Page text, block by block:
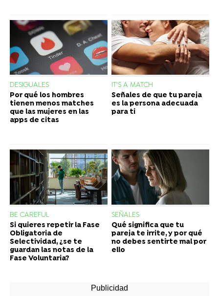
DESIGUALES
Por qué los hombres
tienen menos matches
que las mujeres en las
apps de citas
IT'S A MATCH
Señales de que tu pareja
es la persona adecuada
para ti
BE CAREFUL
Si quieres repetir la Fase
Obligatoria de
Selectividad, ¿se te
guardan las notas de la
Fase Voluntaria?
SEÑALES
Qué significa que tu
pareja te irrite, y por qué
no debes sentirte mal por
ello